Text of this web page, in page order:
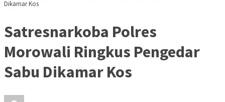
Dikamar Kos
Satresnarkoba Polres
Morowali Ringkus Pengedar
Sabu Dikamar Kos